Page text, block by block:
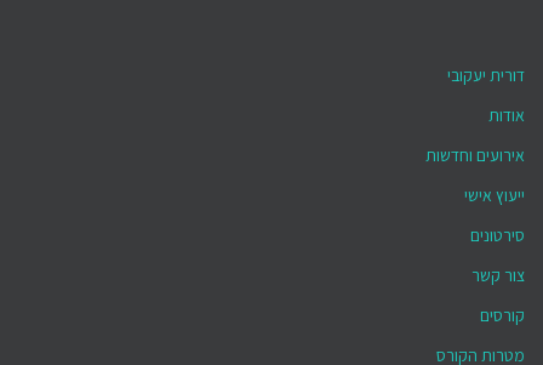
דורית יעקובי
אודות
אירועים וחדשות
ייעוץ אישי
סירטונים
צור קשר
קורסים
מטרות הקורס